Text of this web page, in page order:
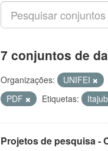
7 conjuntos de
Organizações: UNIFEI
PDF
Etiquetas:
Projetos de pesquisa -